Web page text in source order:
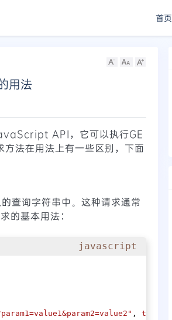
首页
用法
API，它可以执行GE
法在用法上有一些区别，下面
查询字符串中。这种请求通常
的基本用法：
javascript
, true